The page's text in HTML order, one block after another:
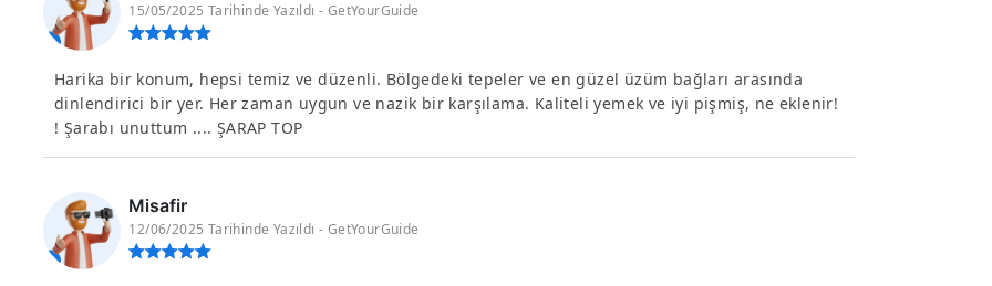
15/05/2025 Tarihinde Yazıldı - GetYourGuide
Harika bir konum, hepsi temiz ve düzenli. Bölgedeki tepeler ve en güzel üzüm bağları arasında
dinlendirici bir yer. Her zaman uygun ve nazik bir karşılama. Kaliteli yemek ve iyi pişmiş, ne eklenir!
! Şarabı unuttum .... ŞARAP TOP
Misafir
12/06/2025 Tarihinde Yazıldı - GetYourGuide